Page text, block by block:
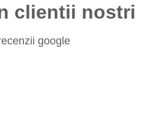
clientii nostri
google